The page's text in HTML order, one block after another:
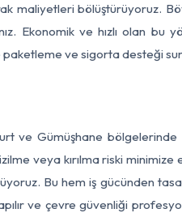
maliyetleri bölüştürüyoruz.
Ekonomik ve hızlı olan bu
paketleme ve sigorta desteği
ve Gümüşhane bölgelerinde
veya kırılma riski minimize
Bu hem iş gücünden
ve çevre güvenliği